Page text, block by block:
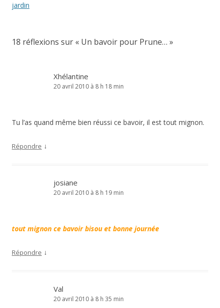
des
jardin
18 réflexions sur « Un bavoir pour Prune… »
Xhélantine
20 avril 2010 à 8 h 18 min
Tu l’as quand même bien réussi ce bavoir, il est tout mignon.
Répondre ↓
josiane
20 avril 2010 à 8 h 19 min
tout mignon ce bavoir bisou et bonne journée
Répondre ↓
Val
20 avril 2010 à 8 h 35 min